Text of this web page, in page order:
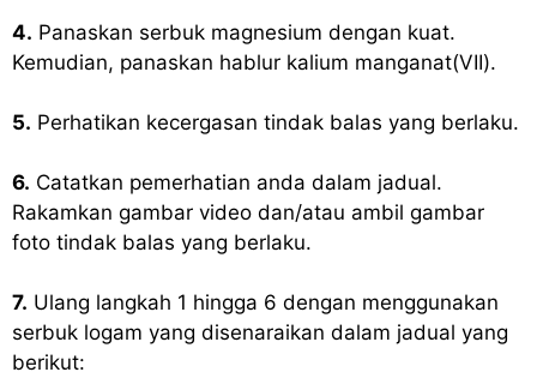
4. Panaskan serbuk magnesium dengan kuat.
Kemudian, panaskan hablur kalium manganat(VII).
5. Perhatikan kecergasan tindak balas yang berlaku.
6. Catatkan pemerhatian anda dalam jadual.
Rakamkan gambar video dan/atau ambil gambar
foto tindak balas yang berlaku.
7. Ulang langkah 1 hingga 6 dengan menggunakan
serbuk logam yang disenaraikan dalam jadual yang
berikut: